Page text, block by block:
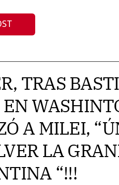
TRAS
EN
A MILEI,
LA
“!!!